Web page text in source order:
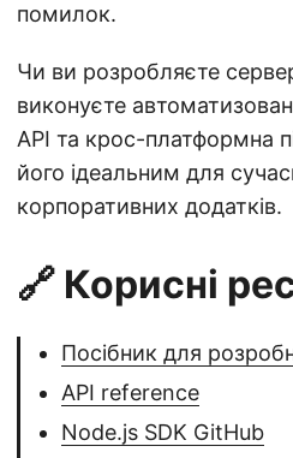
помилок.
Чи ви розробляєте
виконуєте
API та крос-платформна
його ідеальним для
корпоративних додатків.
🔗 Корисні
Посібник для
API reference
Node.js SDK GitHub